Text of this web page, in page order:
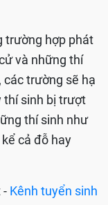
trường hợp phát
và những thí
trường sẽ hạ
thí sinh bị trượt
thí sinh như
cả đỗ hay
- Kênh tuyển sinh